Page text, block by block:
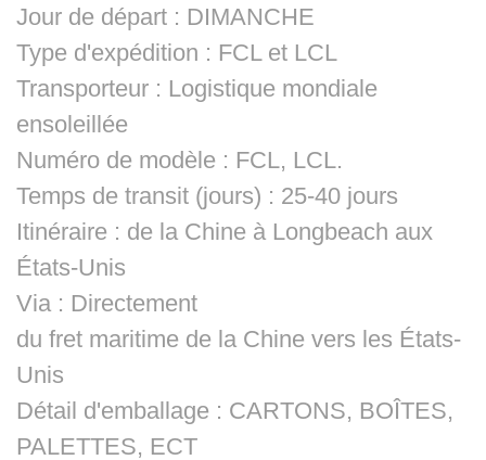
Jour de départ : DIMANCHE
Type d'expédition : FCL et LCL
Transporteur : Logistique mondiale
ensoleillée
Numéro de modèle : FCL, LCL.
Temps de transit (jours) : 25-40 jours
Itinéraire : de la Chine à Longbeach aux
États-Unis
Via : Directement
du fret maritime de la Chine vers les États-
Unis
Détail d'emballage : CARTONS, BOÎTES,
PALETTES, ECT